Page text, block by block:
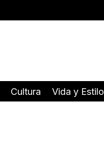
Cultura Vida y Estilo